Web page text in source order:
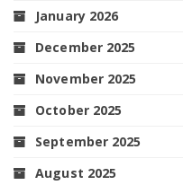
January 2026
December 2025
November 2025
October 2025
September 2025
August 2025